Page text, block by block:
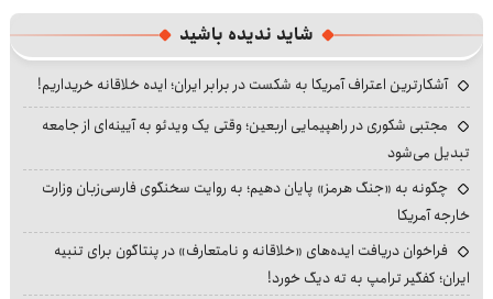
شاید ندیده باشید
آشکارترین اعتراف آمریکا به شکست در برابر ایران؛ ایده خلاقانه خریداریم!
مجتبی شکوری در راهپیمایی اربعین؛ وقتی یک ویدئو به آیینه‌ای از جامعه
تبدیل می‌شود
چگونه به «جنگ هرمز» پایان دهیم؛ به روایت سخنگوی فارسی‌زبان وزارت
خارجه آمریکا
فراخوان دریافت ایده‌های «خلاقانه و نامتعارف» در پنتاگون برای تنبیه
ایران؛ کفگیر ترامپ به ته دیگ خورد!